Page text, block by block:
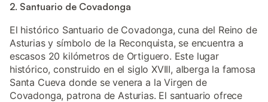
2. Santuario de Covadonga
El histórico Santuario de Covadonga, cuna del Reino de
Asturias y símbolo de la Reconquista, se encuentra a
escasos 20 kilómetros de Ortiguero. Este lugar
histórico, construido en el siglo XVIII, alberga la famosa
Santa Cueva donde se venera a la Virgen de
Covadonga, patrona de Asturias. El santuario ofrece